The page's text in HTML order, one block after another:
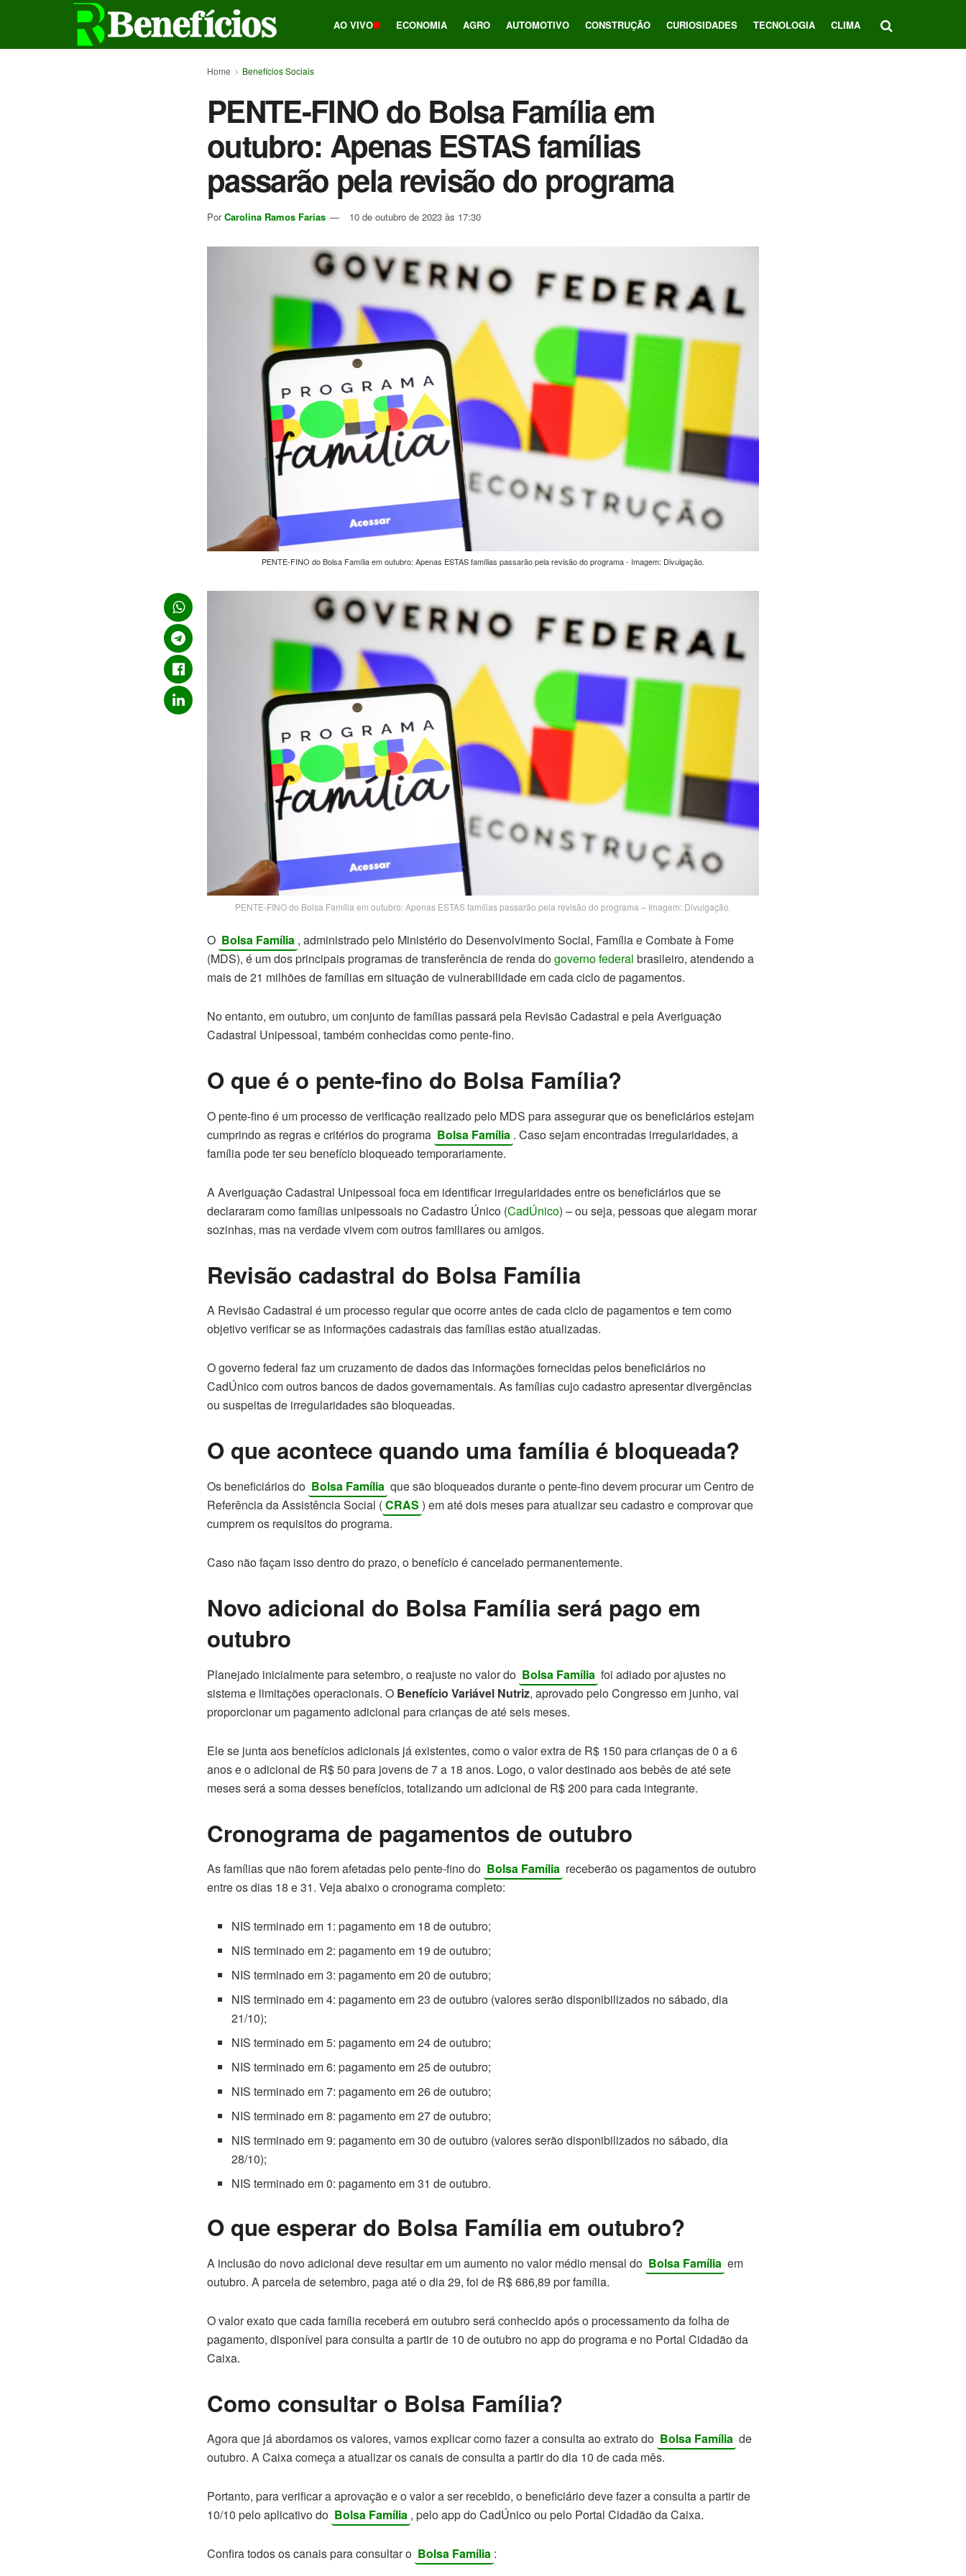
AO VIVO ECONOMIA AGRO AUTOMOTIVO CONSTRUÇÃO CURIOSIDADES TECNOLOGIA CLIMA
Home Benefícios Sociais
PENTE-FINO do Bolsa Família em
outubro: Apenas ESTAS famílias
passarão pela revisão do programa
Por Carolina Ramos Farias 10 de outubro de 2023 às 17:30
PENTE-FINO do Bolsa Família em outubro: Apenas ESTAS famílias passarão pela revisão do programa - Imagem: Divulgação.
PENTE-FINO do Bolsa Família em outubro: Apenas ESTAS famílias passarão pela revisão do programa – Imagem: Divulgação.
O Bolsa Família , administrado pelo Ministério do Desenvolvimento Social, Família e Combate à Fome
(MDS), é um dos principais programas de transferência de renda dogoverno federal brasileiro, atendendo a
mais de 21 milhões de famílias em situação de vulnerabilidade em cada ciclo de pagamentos.
No entanto, em outubro, um conjunto de famílias passará pela Revisão Cadastral e pela Averiguação
Cadastral Unipessoal, também conhecidas como pente-fino.
O que é o pente-fino do Bolsa Família?
O pente-fino é um processo de verificação realizado pelo MDS para assegurar que os beneficiários estejam
cumprindo as regras e critérios do programa Bolsa Família . Caso sejam encontradas irregularidades, a
família pode ter seu benefício bloqueado temporariamente.
A Averiguação Cadastral Unipessoal foca em identificar irregularidades entre os beneficiários que se
declararam como famílias unipessoais no Cadastro Único (CadÚnico) – ou seja, pessoas que alegam morar
sozinhas, mas na verdade vivem com outros familiares ou amigos.
Revisão cadastral do Bolsa Família
A Revisão Cadastral é um processo regular que ocorre antes de cada ciclo de pagamentos e tem como
objetivo verificar se as informações cadastrais das famílias estão atualizadas.
O governo federal faz um cruzamento de dados das informações fornecidas pelos beneficiários no
CadÚnico com outros bancos de dados governamentais. As famílias cujo cadastro apresentar divergências
ou suspeitas de irregularidades são bloqueadas.
O que acontece quando uma família é bloqueada?
Os beneficiários do Bolsa Família que são bloqueados durante o pente-fino devem procurar um Centro de
Referência da Assistência Social (CRAS ) em até dois meses para atualizar seu cadastro e comprovar que
cumprem os requisitos do programa.
Caso não façam isso dentro do prazo, o benefício é cancelado permanentemente.
Novo adicional do Bolsa Família será pago em
outubro
Planejado inicialmente para setembro, o reajuste no valor do Bolsa Família foi adiado por ajustes no
sistema e limitações operacionais. O Benefício Variável Nutriz, aprovado pelo Congresso em junho, vai
proporcionar um pagamento adicional para crianças de até seis meses.
Ele se junta aos benefícios adicionais já existentes, como o valor extra de R$ 150 para crianças de 0 a 6
anos e o adicional de R$ 50 para jovens de 7 a 18 anos. Logo, o valor destinado aos bebês de até sete
meses será a soma desses benefícios, totalizando um adicional de R$ 200 para cada integrante.
Cronograma de pagamentos de outubro
As famílias que não forem afetadas pelo pente-fino do Bolsa Família receberão os pagamentos de outubro
entre os dias 18 e 31. Veja abaixo o cronograma completo:
NIS terminado em 1: pagamento em 18 de outubro;
NIS terminado em 2: pagamento em 19 de outubro;
NIS terminado em 3: pagamento em 20 de outubro;
NIS terminado em 4: pagamento em 23 de outubro (valores serão disponibilizados no sábado, dia
21/10);
NIS terminado em 5: pagamento em 24 de outubro;
NIS terminado em 6: pagamento em 25 de outubro;
NIS terminado em 7: pagamento em 26 de outubro;
NIS terminado em 8: pagamento em 27 de outubro;
NIS terminado em 9: pagamento em 30 de outubro (valores serão disponibilizados no sábado, dia
28/10);
NIS terminado em 0: pagamento em 31 de outubro.
O que esperar do Bolsa Família em outubro?
A inclusão do novo adicional deve resultar em um aumento no valor médio mensal do Bolsa Família em
outubro. A parcela de setembro, paga até o dia 29, foi de R$ 686,89 por família.
O valor exato que cada família receberá em outubro será conhecido após o processamento da folha de
pagamento, disponível para consulta a partir de 10 de outubro no app do programa e no Portal Cidadão da
Caixa.
Como consultar o Bolsa Família?
Agora que já abordamos os valores, vamos explicar como fazer a consulta ao extrato do Bolsa Família de
outubro. A Caixa começa a atualizar os canais de consulta a partir do dia 10 de cada mês.
Portanto, para verificar a aprovação e o valor a ser recebido, o beneficiário deve fazer a consulta a partir de
10/10 pelo aplicativo do Bolsa Família , pelo app do CadÚnico ou pelo Portal Cidadão da Caixa.
Confira todos os canais para consultar o Bolsa Família :